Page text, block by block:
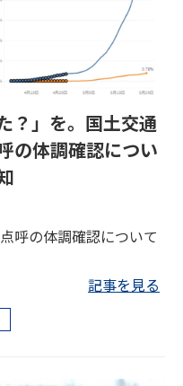
？」を。国土交通
の体調確認につい
呼の体調確認について
記事を見る